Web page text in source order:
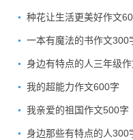
种花让生活更美好作文
一本有魔法的书作文300
身边有特点的人三年级
我的超能力作文600字
我亲爱的祖国作文500字
身边那些有特点的人300